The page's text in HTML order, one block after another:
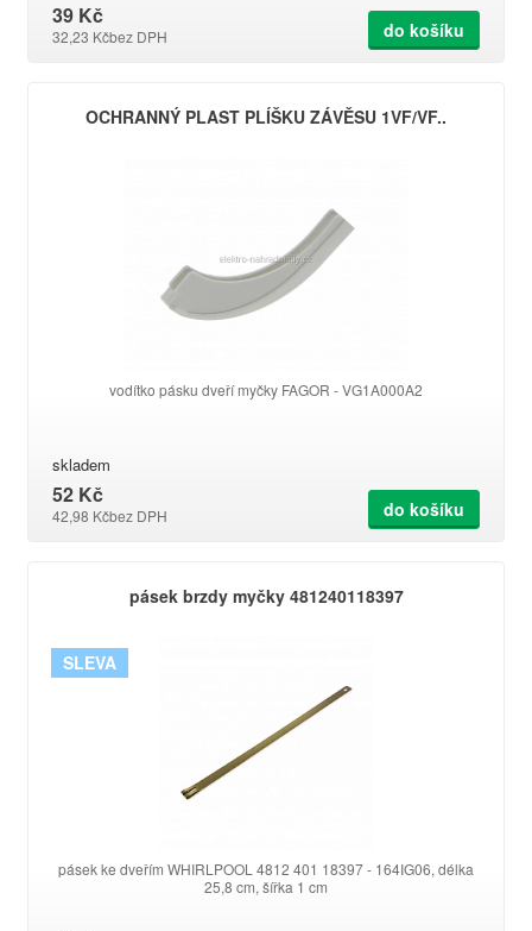
39 Kč
32,23 Kčbez DPH do košíku
OCHRANNÝ PLAST PLÍŠKU ZÁVĚSU 1VF/VF..
vodítko pásku dveří myčky FAGOR - VG1A000A2
skladem
52 Kč
42,98 Kčbez DPH do košíku
pásek brzdy myčky 481240118397
SLEVA
pásek ke dveřím WHIRLPOOL 4812 401 18397 - 164IG06, délka
25,8 cm, šířka 1 cm